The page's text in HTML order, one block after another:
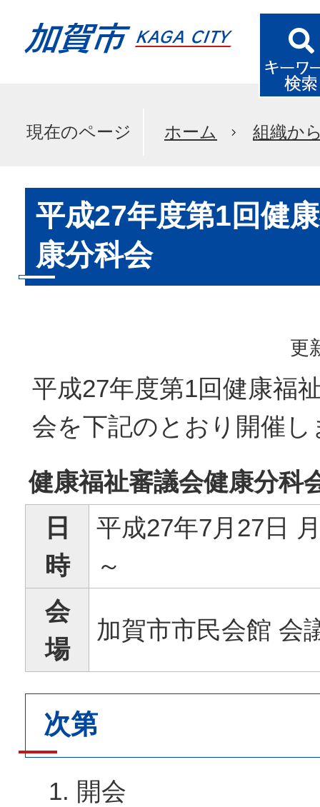
現在のページ ホーム 組織か
平成27年度第1回健
康分科会
更
平成27年度第1回健康福
会を下記のとおり開催し
健康福祉審議会健康分科
日
時
平成27年7月27日
～
会
場
加賀市市民会館 会
次第
開会